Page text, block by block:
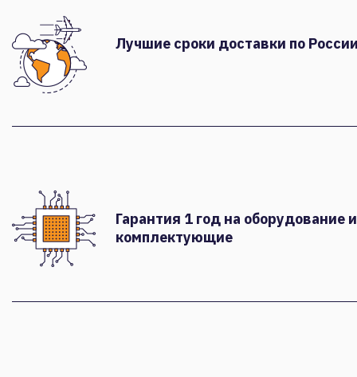
Лучшие сроки доставки по
Гарантия 1 год на оборудование и
комплектующие